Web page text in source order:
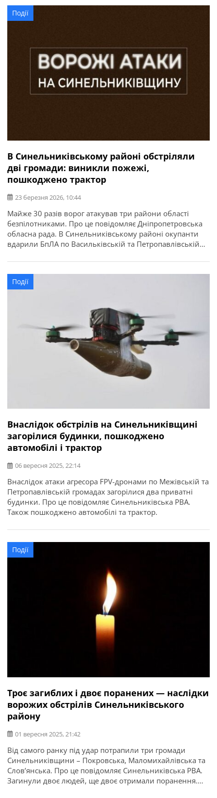
щастя, минулося без постраждалих.
Події
В Синельниківському районі обстріляли
дві громади: виникли пожежі,
пошкоджено трактор
23 березня 2026, 10:44
Майже 30 разів ворог атакував три райони області
безпілотниками. Про це повідомляє Дніпропетровська
обласна рада. В Синельниківському районі окупанти
вдарили БпЛА по Васильківській та Петропавлівській
Події
Внаслідок обстрілів на Синельниківщині
загорілися будинки, пошкоджено
автомобілі і трактор
06 вересня 2025, 22:14
Внаслідок атаки агресора FPV-дронами по Межівській та
Петропавлівській громадах загорілися два приватні
будинки. Про це повідомляє Синельниківська РВА.
Також пошкоджено автомобілі та трактор.
Події
Троє загиблих і двоє поранених — наслідки
ворожих обстрілів Синельниківського
району
01 вересня 2025, 21:42
Від самого ранку під удар потрапили три громади
Синельниківщини – Покровська, Маломихайлівська та
Слов’янська. Про це повідомляє Синельниківська РВА.
Загинули двоє людей, ще двоє отримали поранення.